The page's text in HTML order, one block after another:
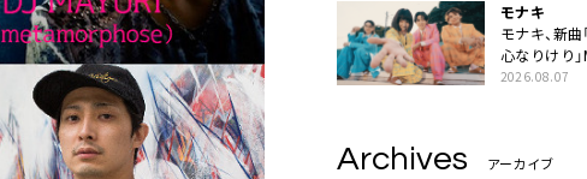
モナキ
モナキ、新
心なりけり
ギターに
2026.08.07
Archives アーカイブ